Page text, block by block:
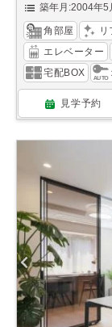
築年月:2004年5
角部屋 リ
エレベーター
宅配BOX
見学予約